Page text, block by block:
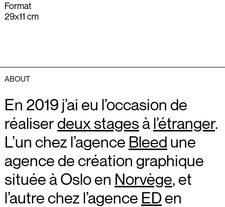
Format
29x11 cm
ABOUT
En 2019 j’ai eu l’occasion de
réaliserdeux stagesàl’étranger.
L’un chez l’agence Bleed une
agence de création graphique
située à Oslo en Norvège, et
l’autre chez l’agence EDen